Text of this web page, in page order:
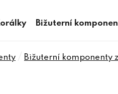
Bižuterní
Bižuterní komponenty